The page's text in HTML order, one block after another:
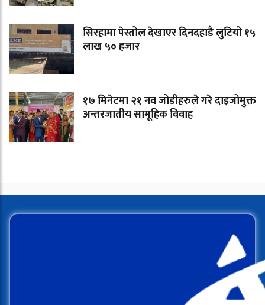
सिरहामा पेस्तोल देखाएर दिनदहाडै लुटियो १५
लाख ५० हजार
१७ मिनेटमा २१ नव जोडीहरुले गरे दाइजोमुक्त
अन्तरजातीय सामूहिक विवाह